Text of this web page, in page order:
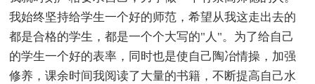
我始终坚持给学生一个好的师范，希望从我这走出去的
都是合格的学生，都是一个个大写的"人"。为了给自己
的学生一个好的表率，同时也是使自己陶冶情操，加强
修养，课余时间我阅读了大量的书籍，不断提高自己水